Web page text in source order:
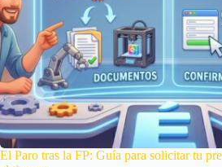
El Paro tras la FP: Guía para solicitar tu